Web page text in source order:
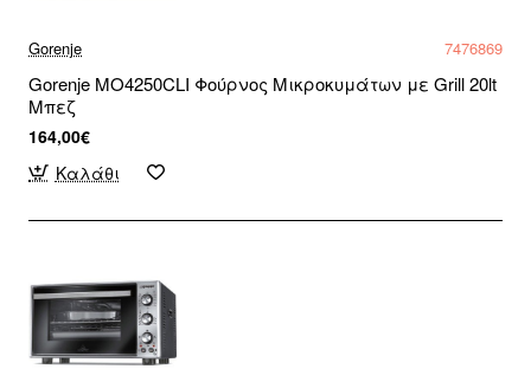
Gorenje 7476869
Gorenje MO4250CLI Φούρνος Μικροκυμάτων με Grill 20lt
Μπεζ
164,00€
Καλάθι